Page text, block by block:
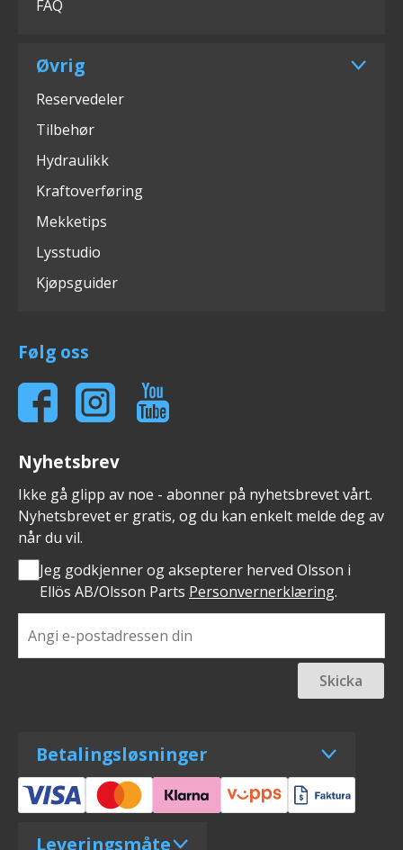
FAQ
Øvrig
Reservedeler
Tilbehør
Hydraulikk
Kraftoverføring
Mekketips
Lysstudio
Kjøpsguider
Følg oss
Nyhetsbrev
Ikke gå glipp av noe - abonner på nyhetsbrevet vårt.
Nyhetsbrevet er gratis, og du kan enkelt melde deg av
når du vil.
Jeg godkjenner og aksepterer herved Olsson i
Ellös AB/Olsson Parts Personvernerklæring.
Skicka
Betalingsløsninger
Leveringsmåte